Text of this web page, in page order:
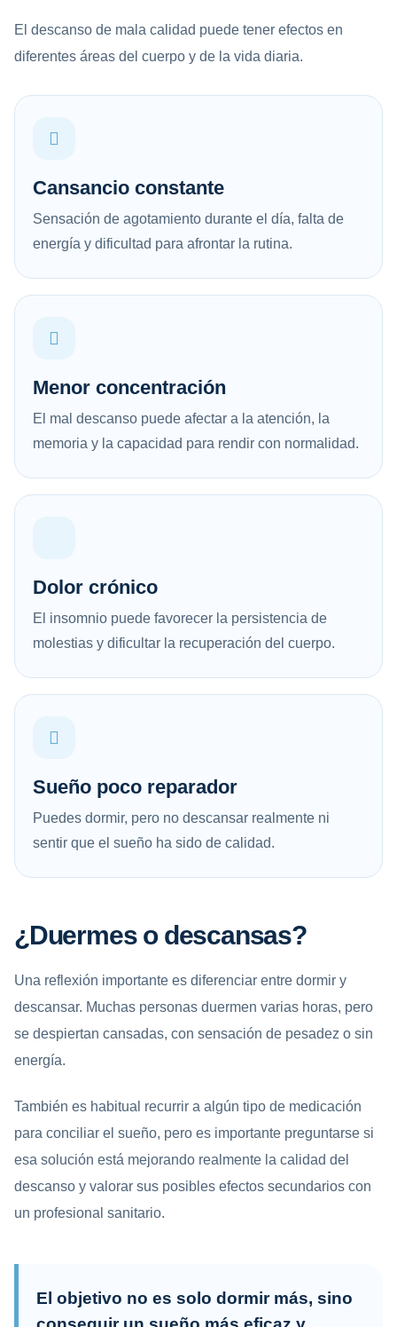
El descanso de mala calidad puede tener efectos en
diferentes áreas del cuerpo y de la vida diaria.
Cansancio constante
Sensación de agotamiento durante el día, falta de
energía y dificultad para afrontar la rutina.
Menor concentración
El mal descanso puede afectar a la atención, la
memoria y la capacidad para rendir con normalidad.
Dolor crónico
El insomnio puede favorecer la persistencia de
molestias y dificultar la recuperación del cuerpo.
Sueño poco reparador
Puedes dormir, pero no descansar realmente ni
sentir que el sueño ha sido de calidad.
¿Duermes o descansas?
Una reflexión importante es diferenciar entre dormir y
descansar. Muchas personas duermen varias horas, pero
se despiertan cansadas, con sensación de pesadez o sin
energía.
También es habitual recurrir a algún tipo de medicación
para conciliar el sueño, pero es importante preguntarse si
esa solución está mejorando realmente la calidad del
descanso y valorar sus posibles efectos secundarios con
un profesional sanitario.
El objetivo no es solo dormir más, sino